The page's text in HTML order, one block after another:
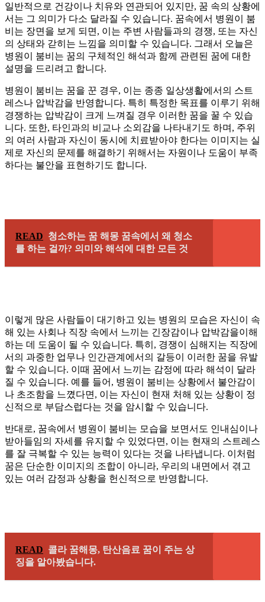
일반적으로 건강이나 치유와 연관되어 있지만, 꿈 속의 상황에
서는 그 의미가 다소 달라질 수 있습니다. 꿈속에서 병원이 붐
비는 장면을 보게 되면, 이는 주변 사람들과의 경쟁, 또는 자신
의 상태와 갇히는 느낌을 의미할 수 있습니다. 그래서 오늘은
병원이 붐비는 꿈의 구체적인 해석과 함께 관련된 꿈에 대한
설명을 드리려고 합니다.
병원이 붐비는 꿈을 꾼 경우, 이는 종종 일상생활에서의 스트
레스나 압박감을 반영합니다. 특히 특정한 목표를 이루기 위해
경쟁하는 압박감이 크게 느껴질 경우 이러한 꿈을 꿀 수 있습
니다. 또한, 타인과의 비교나 소외감을 나타내기도 하며, 주위
의 여러 사람과 자신이 동시에 치료받아야 한다는 이미지는 실
제로 자신의 문제를 해결하기 위해서는 자원이나 도움이 부족
하다는 불안을 표현하기도 합니다.
READ 청소하는 꿈 해몽 꿈속에서 왜 청소
를 하는 걸까? 의미와 해석에 대한 모든 것
이렇게 많은 사람들이 대기하고 있는 병원의 모습은 자신이 속
해 있는 사회나 직장 속에서 느끼는 긴장감이나 압박감을이해
하는 데 도움이 될 수 있습니다. 특히, 경쟁이 심해지는 직장에
서의 과중한 업무나 인간관계에서의 갈등이 이러한 꿈을 유발
할 수 있습니다. 이때 꿈에서 느끼는 감정에 따라 해석이 달라
질 수 있습니다. 예를 들어, 병원이 붐비는 상황에서 불안감이
나 초조함을 느꼈다면, 이는 자신이 현재 처해 있는 상황이 정
신적으로 부담스럽다는 것을 암시할 수 있습니다.
반대로, 꿈속에서 병원이 붐비는 모습을 보면서도 인내심이나
받아들임의 자세를 유지할 수 있었다면, 이는 현재의 스트레스
를 잘 극복할 수 있는 능력이 있다는 것을 나타냅니다. 이처럼
꿈은 단순한 이미지의 조합이 아니라, 우리의 내면에서 겪고
있는 여러 감정과 상황을 헌신적으로 반영합니다.
READ 콜라 꿈해몽, 탄산음료 꿈이 주는 상
징을 알아봤습니다.